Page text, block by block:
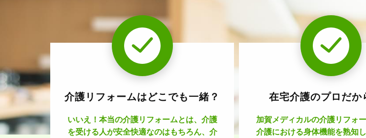
介護リフォームはどこでも一緒？
いいえ！本当の介護リフォームとは、介護
を受ける人が安全快適なのはもちろん、介
在宅介護のプロだか
加賀メディカルの介護リフォ
介護における身体機能を熟知